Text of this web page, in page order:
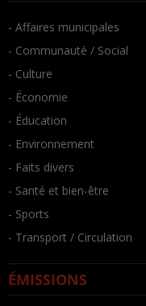
- Affaires municipales
- Communauté / Social
- Culture
- Économie
- Éducation
- Environnement
- Faits divers
- Santé et bien-être
- Sports
- Transport / Circulation
ÉMISSIONS